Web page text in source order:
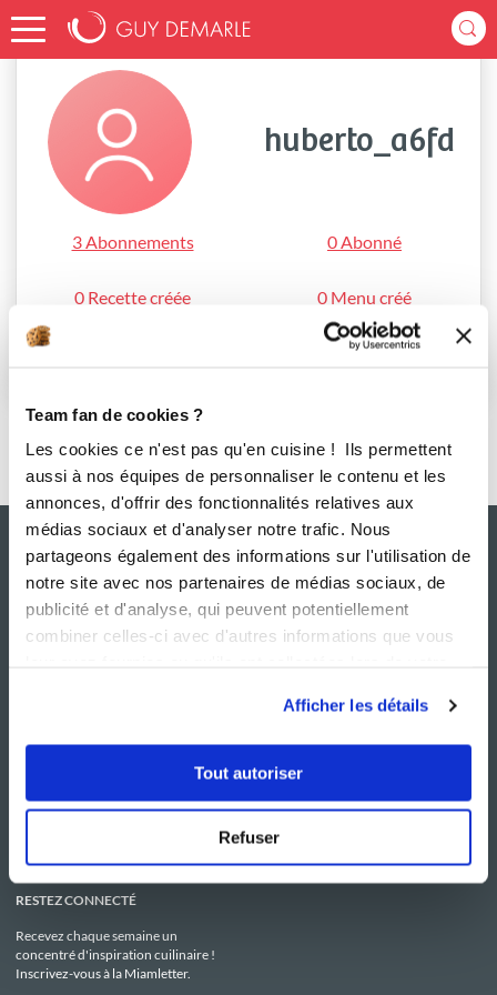
Team fan de cookies ?
Les cookies ce n'est pas qu'en cuisine ! Ils permettent
aussi à nos équipes de personnaliser le contenu et les
annonces, d'offrir des fonctionnalités relatives aux
médias sociaux et d'analyser notre trafic. Nous
partageons également des informations sur l'utilisation de
notre site avec nos partenaires de médias sociaux, de
publicité et d'analyse, qui peuvent potentiellement
combiner celles-ci avec d'autres informations que vous
Afficher les détails
Tout autoriser
Refuser
Accueil huberto_a6fd
huberto_a6fd
3 Abonnements 0 Abonné
0 Recette créée 0 Menu créé
Le Mag'
Boutique
C.G.U
Politique de confidentialité
Utilisation des Cookies
RESTEZ CONNECTÉ
Recevez chaque semaine un
concentré d'inspiration cuilinaire !
Inscrivez-vous à la Miamletter.